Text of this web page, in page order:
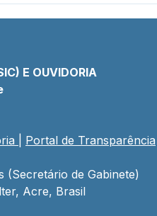
Ano letivo da zona rural
estratégica da Prefeitura
para qualificar professores
da Educação do Campo
E OUVIDORIA
Portal de Transparência
(Secretário de Gabinete)
Acre, Brasil